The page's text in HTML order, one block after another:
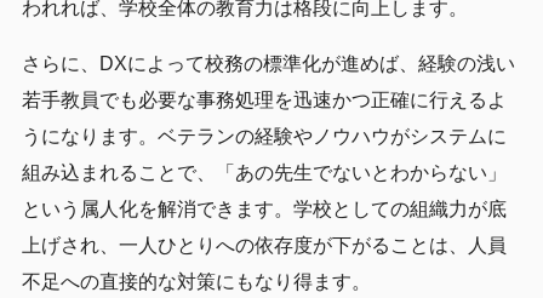
われれば、学校全体の教育力は格段に向上します。
さらに、DXによって校務の標準化が進めば、経験の浅い
若手教員でも必要な事務処理を迅速かつ正確に行えるよ
うになります。ベテランの経験やノウハウがシステムに
組み込まれることで、「あの先生でないとわからない」
という属人化を解消できます。学校としての組織力が底
上げされ、一人ひとりへの依存度が下がることは、人員
不足への直接的な対策にもなり得ます。